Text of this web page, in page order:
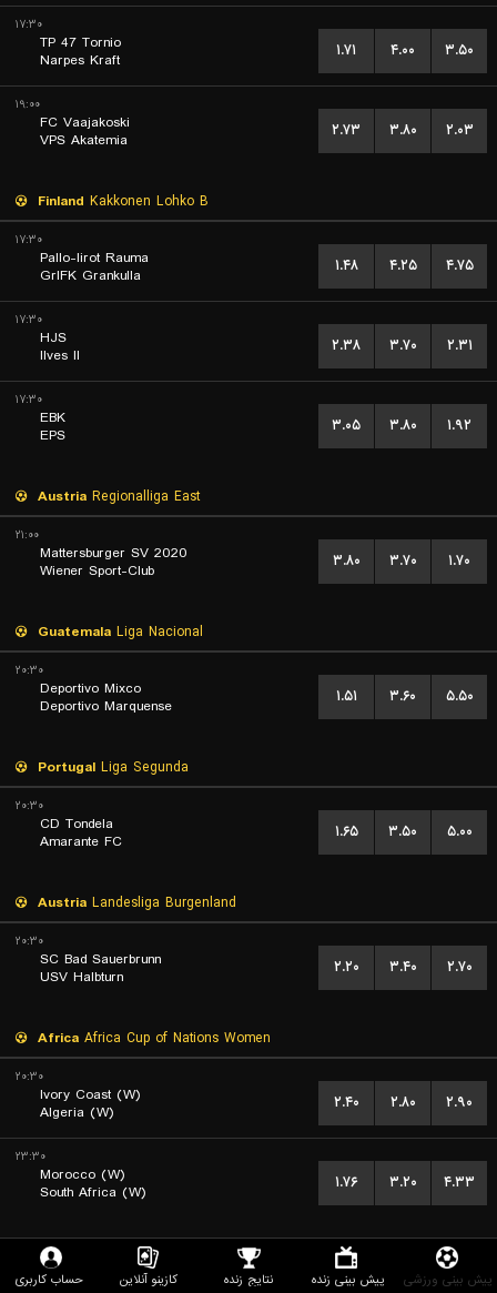
۱۷:۳۰
TP 47 Tornio
Narpes Kraft
۱.۷۱ ۴.۰۰ ۳.۵۰
۱۹:۰۰
FC Vaajakoski
VPS Akatemia
۲.۷۳ ۳.۸۰ ۲.۰۳
Finland Kakkonen Lohko B
۱۷:۳۰
Pallo-Iirot Rauma
GrIFK Grankulla
۱.۴۸ ۴.۲۵ ۴.۷۵
۱۷:۳۰
HJS
Ilves II
۲.۳۸ ۳.۷۰ ۲.۳۱
۱۷:۳۰
EBK
EPS
۳.۰۵ ۳.۸۰ ۱.۹۲
Austria Regionalliga East
۲۱:۰۰
Mattersburger SV 2020
Wiener Sport-Club
۳.۸۰ ۳.۷۰ ۱.۷۰
Guatemala Liga Nacional
۲۰:۳۰
Deportivo Mixco
Deportivo Marquense
۱.۵۱ ۳.۶۰ ۵.۵۰
Portugal Liga Segunda
۲۰:۳۰
CD Tondela
Amarante FC
۱.۶۵ ۳.۵۰ ۵.۰۰
Austria Landesliga Burgenland
۲۰:۳۰
SC Bad Sauerbrunn
USV Halbturn
۲.۲۰ ۳.۴۰ ۲.۷۰
Africa Africa Cup of Nations Women
۲۰:۳۰
Ivory Coast (W)
Algeria (W)
۲.۴۰ ۲.۸۰ ۲.۹۰
۲۳:۳۰
Morocco (W)
South Africa (W)
۱.۷۶ ۳.۲۰ ۴.۳۳
Argentina Torneo Federal A
پیش بینی ورزشی پیش بینی زنده نتایج زنده کازینو آنلاین حساب کاربری